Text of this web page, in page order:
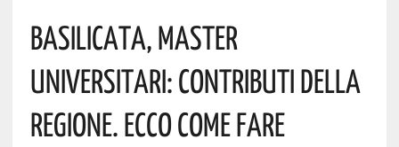
Basilicata, Master
Universitari: Contributi Della
Regione. Ecco Come Fare